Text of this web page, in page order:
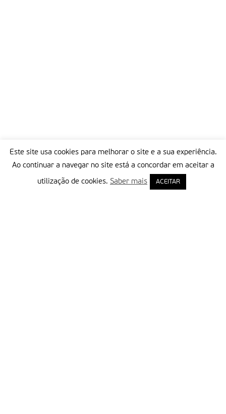
Este site usa cookies para melhorar o site e a sua experiência.
Ao continuar a navegar no site está a concordar em aceitar a
utilização de cookies. Saber mais ACEITAR